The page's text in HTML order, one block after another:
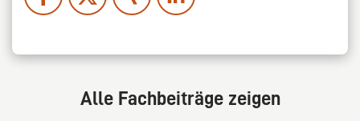
Alle Fachbeiträge zeigen